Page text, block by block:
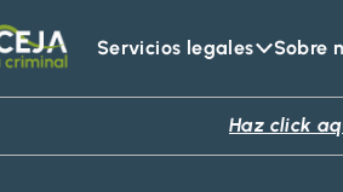
Servicios legales Sobre
Haz click